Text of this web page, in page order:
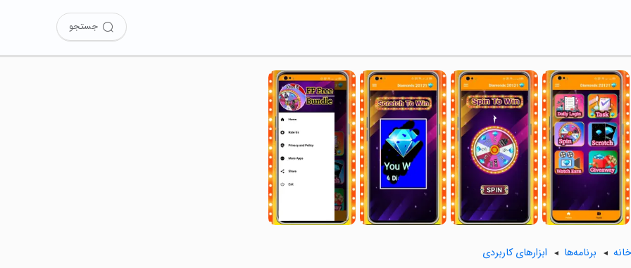
جستجو
خانه برنامه‌ها ابزارهای کاربردی